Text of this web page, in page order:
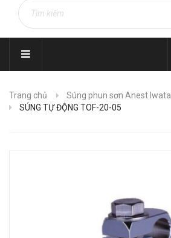
Trang chủ
Súng phun sơn Anest Iwata
SÚNG TỰ ĐỘNG TOF-20-05